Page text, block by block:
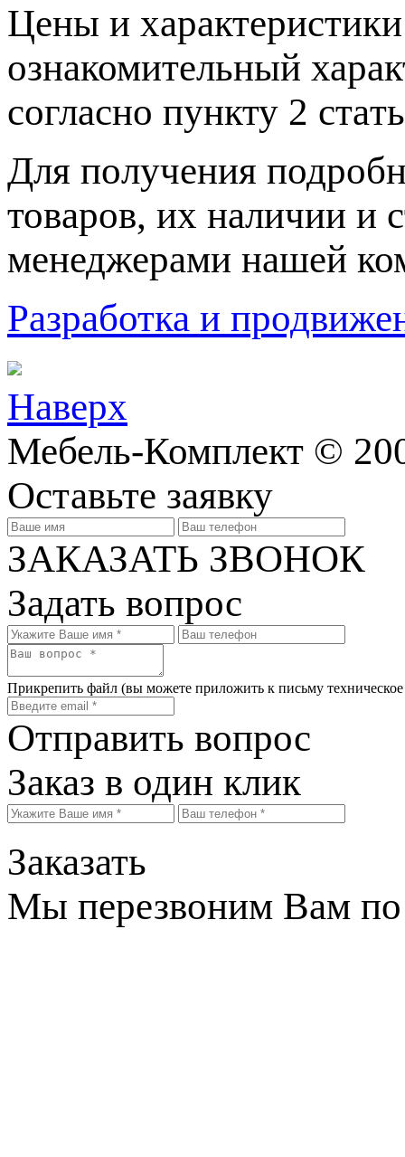
Цeны и
ознакомительный
согласно пункту 2
Для пoлучения
товaров, их нaличии и
менеджерами нашей
Разработка и
Наверх
Мебель-Комплект ©
Оставьте заявку
ЗАКАЗАТЬ ЗВОНОК
Задать вопрос
Прикрепить файл (вы можете приложить к письму
Отправить вопрос
Заказ в один клик
Заказать
Мы перезвоним Вам по